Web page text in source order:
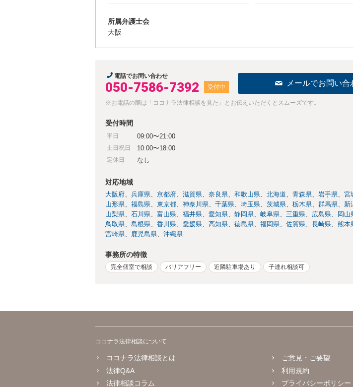
所属弁護士会
大阪
電話でお問い合わせ
050-7586-7392 受付中 メールでお問い合
※お電話の際は「ココナラ法律相談を見た」とお伝えいただくとスムーズです。
受付時間
平日 09:00〜21:00
土日祝日 10:00〜18:00
定休日 なし
対応地域
大阪府 兵庫県 京都府 滋賀県 奈良県 和歌山県 北海道 青森県 岩手県 宮
山形県
福島県 東京都 神奈川県 千葉県 埼玉県 茨城県 栃木県 群馬県 新
山梨県
石川県 富山県 福井県 愛知県 静岡県 岐阜県 三重県 広島県 岡山
鳥取県
島根県 香川県 愛媛県 高知県 徳島県 福岡県 佐賀県 長崎県 熊本
宮崎県
鹿児島県 沖縄県
事務所の特徴
完全個室で相談 バリアフリー 近隣駐車場あり 子連れ相談可
ココナラ法律相談について
ココナラ法律相談とは
法律Q&A
法律相談コラム
ご意見・ご要望
利用規約
プライバシーポリシー